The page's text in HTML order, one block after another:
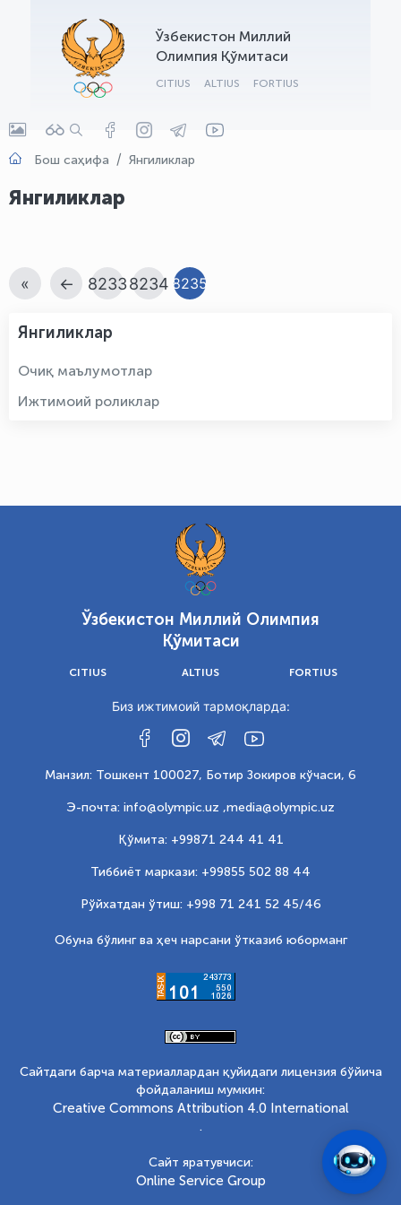
Ўзбекистон Миллий
Олимпия Қўмитаси
CITIUS ALTIUS FORTIUS
Бош саҳифа Янгиликлар
Янгиликлар
« ← 82338234 8235
Янгиликлар
Очиқ маълумотлар
Ижтимоий роликлар
Ўзбекистон Миллий Олимпия
Қўмитаси
CITIUS ALTIUS FORTIUS
Биз ижтимоий тармоқларда:
Манзил: Тошкент 100027, Ботир Зокиров кўчаси, 6
Э-почта: info@olympic.uz ,media@olympic.uz
Қўмита: +99871 244 41 41
Тиббиёт маркази: +99855 502 88 44
Рўйхатдан ўтиш: +998 71 241 52 45/46
Обуна бўлинг ва ҳеч нарсани ўтказиб юборманг
Сайтдаги барча материаллардан қуйидаги лицензия бўйича
фойдаланиш мумкин:
Creative Commons Attribution 4.0 International
.
Сайт яратувчиси:
Online Service Group
OLYMPCHIK AI - yordamchi
Онлайн · olympic.uz